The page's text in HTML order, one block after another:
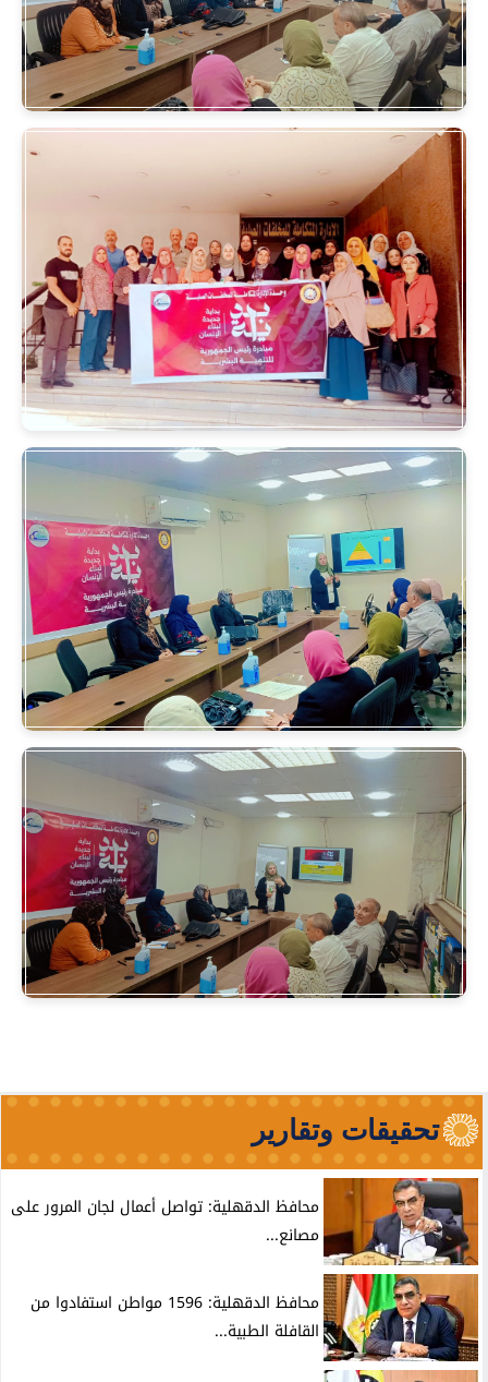
تحقيقات وتقارير
محافظ الدقهلية: تواصل أعمال لجان المرور على
مصانع...
محافظ الدقهلية: 1596 مواطن استفادوا من
القافلة الطبية...